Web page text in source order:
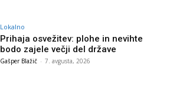
Lokalno
Prihaja osvežitev: plohe in nevihte
bodo zajele večji del države
Gašper Blažič - 7. avgusta, 2026